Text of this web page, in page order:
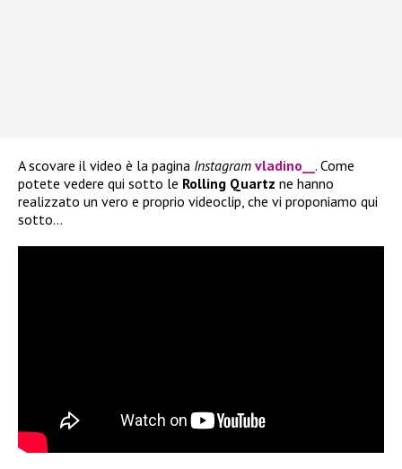
A scovare il video è la pagina Instagram vladino__ . Come
potete vedere qui sotto le Rolling Quartz ne hanno
realizzato un vero e proprio videoclip, che vi proponiamo qui
sotto…